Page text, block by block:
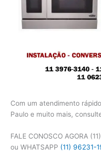
Com um atendimento
Paulo e muito mais,
FALE CONOSCO AGORA
ou WHATSAPP (11) 96231-